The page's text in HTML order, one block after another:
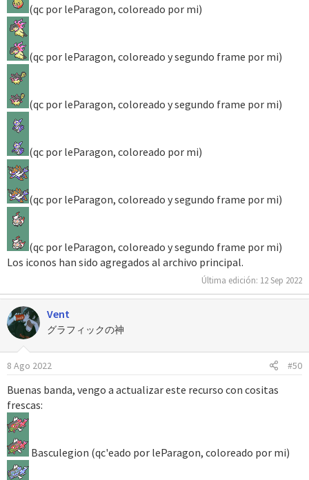
(qc por leParagon, coloreado por mi)
(qc por leParagon, coloreado y segundo frame por mi)
(qc por leParagon, coloreado y segundo frame por mi)
(qc por leParagon, coloreado por mi)
(qc por leParagon, coloreado y segundo frame por mi)
(qc por leParagon, coloreado y segundo frame por mi)
Los iconos han sido agregados al archivo principal.
Última edición: 12 Sep 2022
Vent
グラフィックの神
8 Ago 2022 #50
Buenas banda, vengo a actualizar este recurso con cositas
frescas:
Basculegion (qc'eado por leParagon, coloreado por mi)